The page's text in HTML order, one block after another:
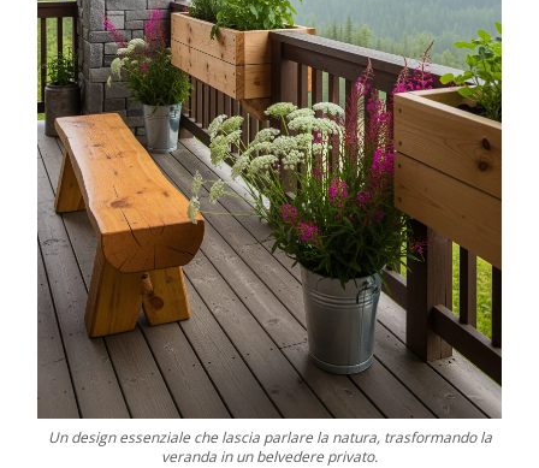
Un design essenziale che lascia parlare la natura, trasformando la
veranda in un belvedere privato.